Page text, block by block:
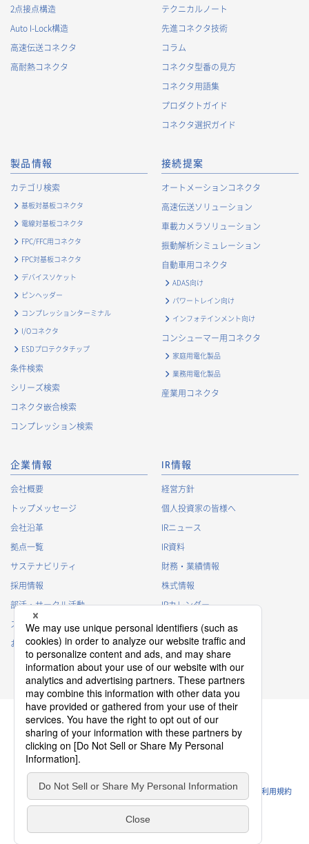
2点接点構造
Auto I-Lock構造
高速伝送コネクタ
高耐熱コネクタ
テクニカルノート
先進コネクタ技術
コラム
コネクタ型番の見方
コネクタ用語集
プロダクトガイド
コネクタ選択ガイド
製品情報
カテゴリ検索
基板対基板コネクタ
電線対基板コネクタ
FPC/FFC用コネクタ
FPC対基板コネクタ
デバイスソケット
ピンヘッダー
コンプレッションターミナル
I/Oコネクタ
ESDプロテクタチップ
条件検索
シリーズ検索
コネクタ嵌合検索
コンプレッション検索
接続提案
オートメーションコネクタ
高速伝送ソリューション
車載カメラソリューション
振動解析シミュレーション
自動車用コネクタ
ADAS向け
パワートレイン向け
インフォテインメント向け
コンシューマー用コネクタ
家庭用電化製品
業務用電化製品
産業用コネクタ
企業情報
会社概要
トップメッセージ
会社沿革
拠点一覧
サステナビリティ
採用情報
部活・サークル活動
スポンサー活動
お問い合わせ
IR情報
経営方針
個人投資家の皆様へ
IRニュース
IR資料
財務・業績情報
株式情報
IRカレンダー
IRに関するよくあるご質問
IRポリシー
免責事項
プライバシーポリシー
クッキーポリシー
ソーシャルメディアポリシー
ウェブサイトのご利用条件 利用規約